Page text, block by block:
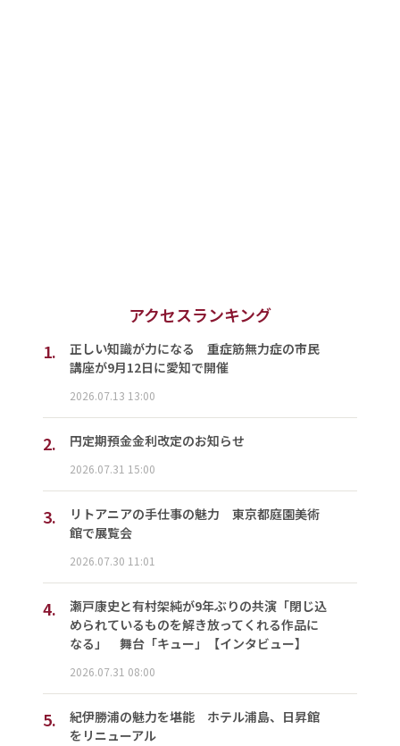
アクセスランキング
1.
正しい知識が力になる 重症筋無力症の市民
講座が9月12日に愛知で開催
2026.07.13 13:00
2. 円定期預金金利改定のお知らせ
2026.07.31 15:00
3.
リトアニアの手仕事の魅力 東京都庭園美術
館で展覧会
2026.07.30 11:01
4.
瀬戸康史と有村架純が9年ぶりの共演「閉じ込
められているものを解き放ってくれる作品に
なる」 舞台「キュー」【インタビュー】
2026.07.31 08:00
5.
紀伊勝浦の魅力を堪能 ホテル浦島、日昇館
をリニューアル